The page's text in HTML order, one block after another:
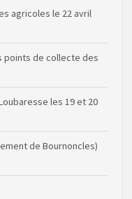
de collecte des
les 19 et 20
de Bournoncles)
La Foulière et